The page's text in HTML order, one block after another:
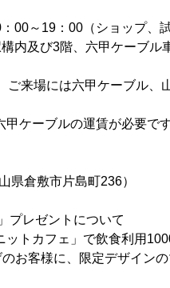
～19：00（ショップ、試
内及び3階、六甲ケーブル
来場には六甲ケーブル、
ケーブルの運賃が必要で
倉敷市片島町236）
プレゼントについて
トカフェ」で飲食利用
お客様に、限定デザイン